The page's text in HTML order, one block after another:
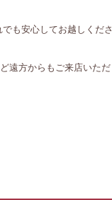
も安心してお越しくださ
遠方からもご来店いただ